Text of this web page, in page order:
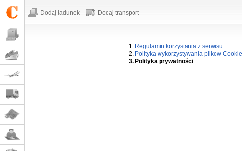
Dodaj ładunek Dodaj transport
1. Regulamin korzystania z serwisu
2. Polityka wykorzystywania plików Cookie
3. Polityka prywatności